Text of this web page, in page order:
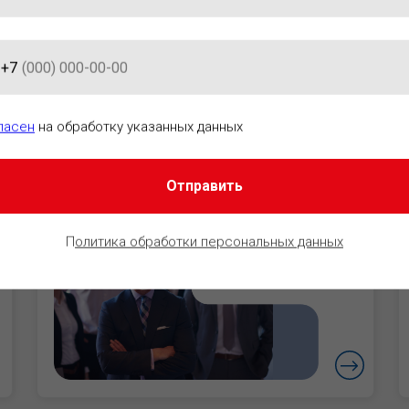
ПРАВОВОГО
Руководители
Уверенность в
безопасности
+7
на обработку указанных данных
Отправить
Политика обработки персональных данных